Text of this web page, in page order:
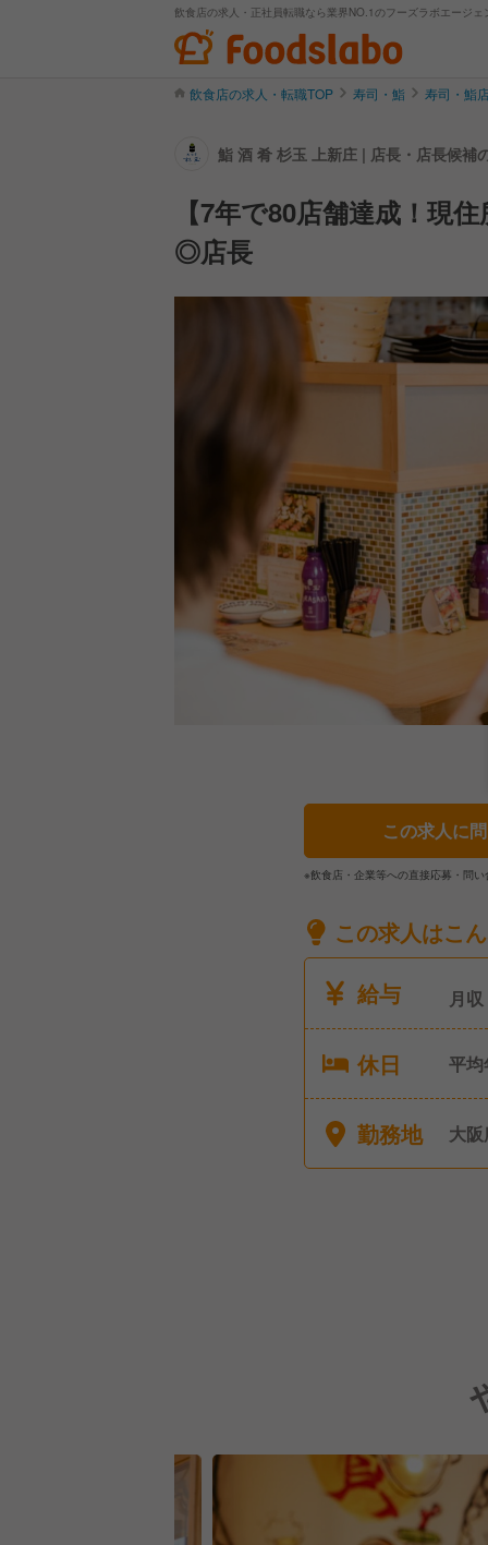
飲食店の求人・正社員転職なら業界NO.1のフーズラボエージェ
飲食店の求人・転職TOP 寿司・鮨 寿司・鮨
鮨 酒 肴 杉玉 上新庄 | 店長・店長候補
【7年で80店舗達成！現
◎店長
この求人に
※飲食店・企業等への直接応募・問
この求人はこ
給与
月収
休日
平
休み
暇
勤務地 大